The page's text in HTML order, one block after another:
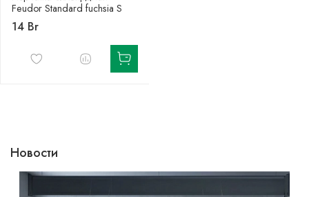
Feudor Standard fuchsia S
14 Br
Новости